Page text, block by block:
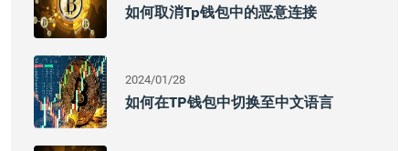
如何取消tp钱包中的恶意连接
2024/01/28
如何在TP钱包中切换至中文语言